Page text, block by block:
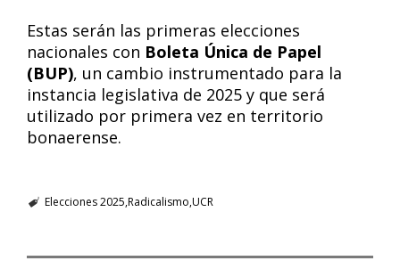
Estas serán las primeras elecciones
nacionales con Boleta Única de Papel
(BUP), un cambio instrumentado para la
instancia legislativa de 2025 y que será
utilizado por primera vez en territorio
bonaerense.
Elecciones 2025 Radicalismo UCR